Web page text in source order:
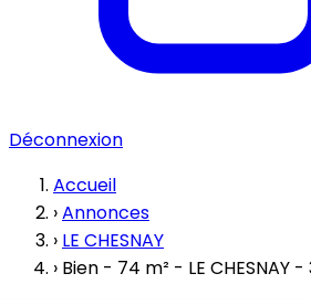
Déconnexion
Accueil
›Annonces
› LE CHESNAY
› Bien - 74 m² - LE CHESNAY